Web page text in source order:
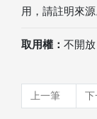
用，請註明來源
取用權： 不開放
上一筆 下